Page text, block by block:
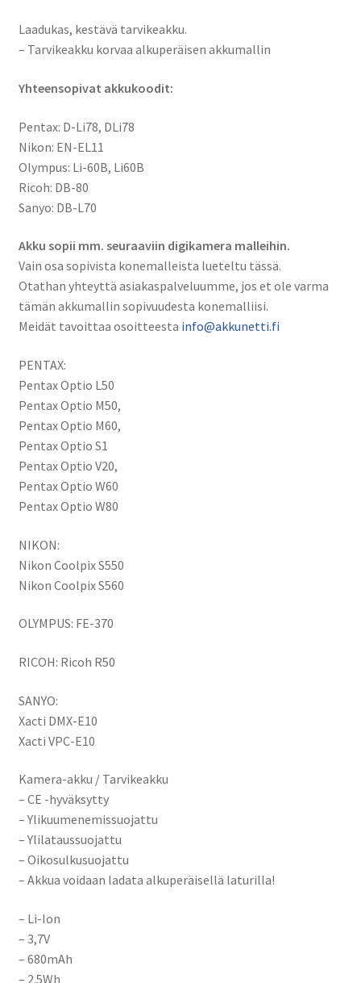
Laadukas, kestävä tarvikeakku.
– Tarvikeakku korvaa alkuperäisen akkumallin
Yhteensopivat akkukoodit:
Pentax: D-Li78, DLi78
Nikon: EN-EL11
Olympus: Li-60B, Li60B
Ricoh: DB-80
Sanyo: DB-L70
Akku sopii mm. seuraaviin digikamera malleihin.
Vain osa sopivista konemalleista lueteltu tässä.
Otathan yhteyttä asiakaspalveluumme, jos et ole varma
tämän akkumallin sopivuudesta konemalliisi.
Meidät tavoittaa osoitteesta info@akkunetti.fi
PENTAX:
Pentax Optio L50
Pentax Optio M50,
Pentax Optio M60,
Pentax Optio S1
Pentax Optio V20,
Pentax Optio W60
Pentax Optio W80
NIKON:
Nikon Coolpix S550
Nikon Coolpix S560
OLYMPUS: FE-370
RICOH: Ricoh R50
SANYO:
Xacti DMX-E10
Xacti VPC-E10
Kamera-akku / Tarvikeakku
– CE -hyväksytty
– Ylikuumenemissuojattu
– Ylilataussuojattu
– Oikosulkusuojattu
– Akkua voidaan ladata alkuperäisellä laturilla!
– Li-Ion
– 3,7V
– 680mAh
– 2.5Wh